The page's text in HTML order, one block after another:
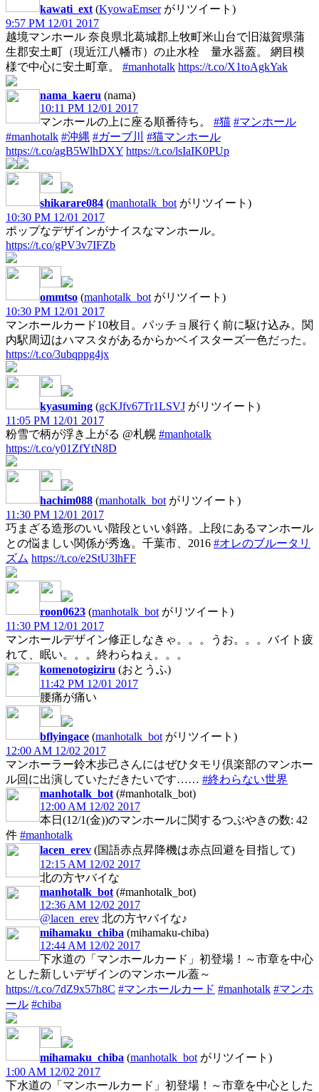
kawati_ext (KyowaEmserがリツイート)
9:57 PM 12/01 2017
越境マンホール 奈良県北葛城郡上牧町米山台で旧滋賀県蒲
生郡安土町（現近江八幡市）の止水栓 量水器蓋。 網目模
様で中心に安土町章。 #manhotalk https://t.co/X1toAgkYak
nama_kaeru (nama)
10:11 PM 12/01 2017
マンホールの上に座る順番待ち。 #猫 #マンホール
#manhotalk #沖縄 #ガーブ川
#猫マンホール
https://t.co/agB5WlhDXY https://t.co/lsIaIK0PUp
shikarare084 (manhotalk_bot がリツイート)
10:30 PM 12/01 2017
ポップなデザインがナイスなマンホール。
https://t.co/gPV3v7IFZb
ommtso (manhotalk_bot がリツイート)
10:30 PM 12/01 2017
マンホールカード10枚目。パッチョ展行く前に駆け込み。関
内駅周辺はハマスタがあるからかベイスターズ一色だった。
https://t.co/3ubqppg4jx
kyasuming (gcKJfv67Tr1LSVJ がリツイート)
11:05 PM 12/01 2017
粉雪で柄が浮き上がる @札幌 #manhotalk
https://t.co/y01ZfYtN8D
hachim088 (manhotalk_bot がリツイート)
11:30 PM 12/01 2017
巧まざる造形のいい階段といい斜路。上段にあるマンホール
との悩ましい関係が秀逸。千葉市、2016 #オレのブルータリ
ズム https://t.co/e2StU3lhFF
roon0623 (manhotalk_bot がリツイート)
11:30 PM 12/01 2017
マンホールデザイン修正しなきゃ。。。うお。。。バイト疲
れて、眠い。。。終わらねぇ。。。
komenotogiziru (おとうふ)
11:42 PM 12/01 2017
腰痛が痛い
bflyingace (manhotalk_bot がリツイート)
12:00 AM 12/02 2017
マンホーラー鈴木歩己さんにはぜひタモリ倶楽部のマンホー
ル回に出演していただきたいです…… #終わらない世界
manhotalk_bot (#manhotalk_bot)
12:00 AM 12/02 2017
本日(12/1(金))のマンホールに関するつぶやきの数: 42
件 #manhotalk
lacen_erev (国語赤点昇降機は赤点回避を目指して)
12:15 AM 12/02 2017
北の方ヤバイな
manhotalk_bot (#manhotalk_bot)
12:36 AM 12/02 2017
@lacen_erev 北の方ヤバイな♪
mihamaku_chiba (mihamaku-chiba)
12:44 AM 12/02 2017
下水道の「マンホールカード」初登場！～市章を中心
とした新しいデザインのマンホール蓋～
https://t.co/7dZ9x57h8C #マンホールカード #manhotalk #マンホ
ール #chiba
mihamaku_chiba (manhotalk_bot がリツイート)
1:00 AM 12/02 2017
下水道の「マンホールカード」初登場！～市章を中心とした